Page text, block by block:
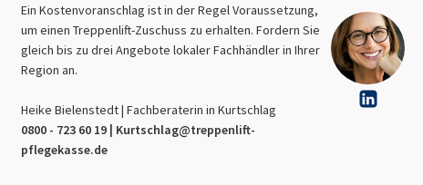
Ein Kostenvoranschlag ist in der Regel Voraussetzung,
um einen Treppenlift-Zuschuss zu erhalten. Fordern Sie
gleich bis zu drei Angebote lokaler Fachhändler in Ihrer
Region an.
Heike Bielenstedt | Fachberaterin in Kurtschlag
0800 - 723 60 19 | Kurtschlag@treppenlift-
pflegekasse.de